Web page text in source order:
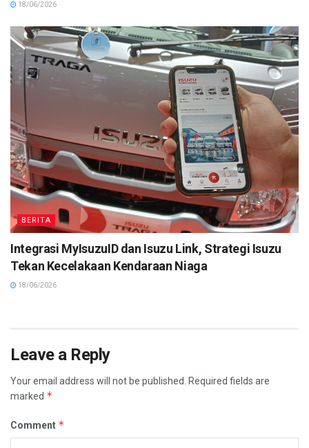
18/06/2026
BERITA
Integrasi MyIsuzuID dan Isuzu Link, Strategi Isuzu
Tekan Kecelakaan Kendaraan Niaga
18/06/2026
Leave a Reply
Your email address will not be published.
Required fields are
marked *
Comment *